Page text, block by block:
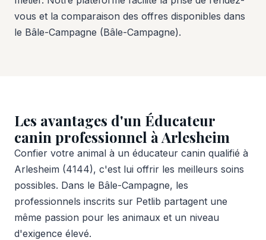
vous et la comparaison des offres disponibles dans
le Bâle-Campagne (Bâle-Campagne).
Les avantages d'un Éducateur
canin professionnel à Arlesheim
Confier votre animal à un éducateur canin qualifié à
Arlesheim (4144), c'est lui offrir les meilleurs soins
possibles. Dans le Bâle-Campagne, les
professionnels inscrits sur Petlib partagent une
même passion pour les animaux et un niveau
d'exigence élevé.